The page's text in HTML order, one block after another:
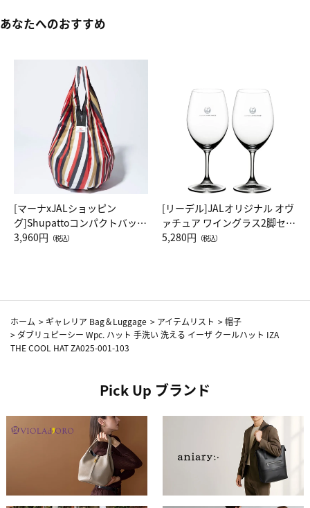
あなたへのおすすめ
[マーナxJALショッピン
グ]Shupattoコンパクトバッグ
Drop JAL客室乗務員（LC）ス
3,960円 （税込）
[リーデル]JALオリジナル オヴ
ァチュア ワイングラス2脚セッ
ト（レッドワイン）
5,280円 （税込）
ホーム > ギャレリア Bag＆Luggage > アイテムリスト >帽子
> ダブリュピーシー Wpc. ハット 手洗い 洗える イーザ クールハット IZA
THE COOL HAT ZA025-001-103
Pick Up ブランド